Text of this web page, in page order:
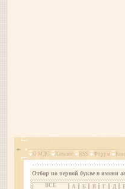
О МДС Каталог RSS Форум
Отбор по первой букве в имени
ВСЕ А Б В Г Д